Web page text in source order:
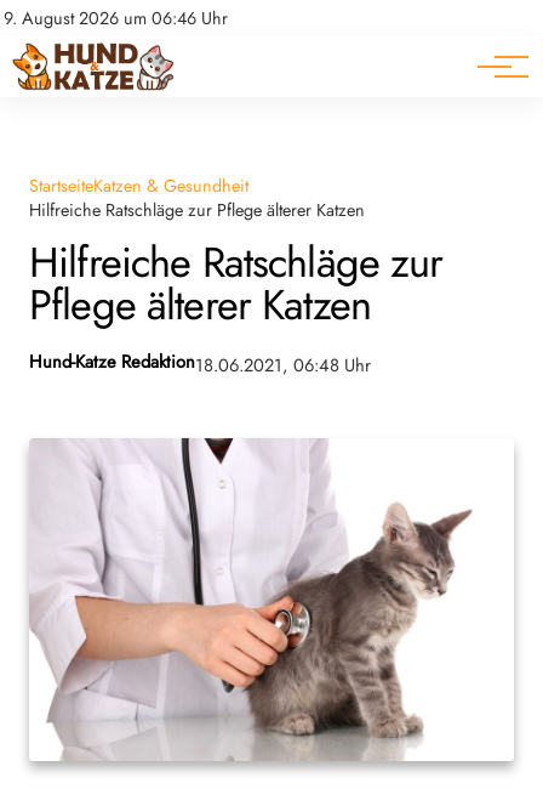
9. August 2026 um 06:46 Uhr
Datenschutz
Impressum
Pferde
Ratgeber
StartseiteKatzen & Gesundheit
Hilfreiche Ratschläge zur Pflege älterer Katzen
Hilfreiche Ratschläge zur
Pflege älterer Katzen
Hund-Katze Redaktion18.06.2021, 06:48 Uhr